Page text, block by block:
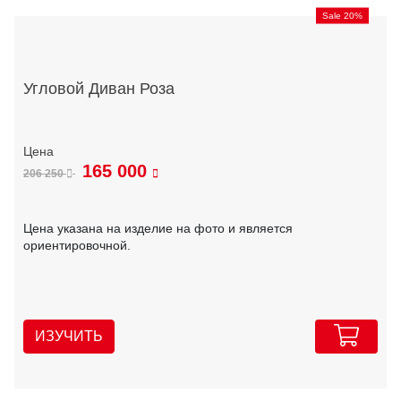
Sale 20%
Угловой Диван Роза
206 250 165 000
Цена указана на изделие на фото и является
ориентировочной.
ИЗУЧИТЬ